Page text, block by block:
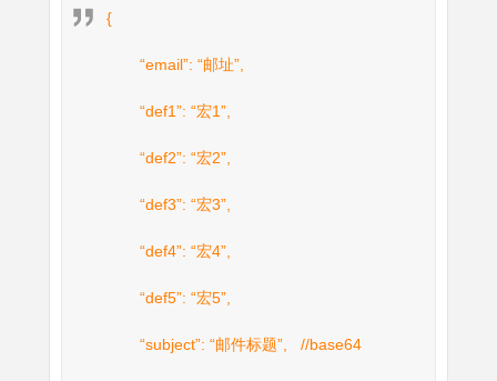
{
“email”: “邮址”,
“def1”: “宏1”,
“def2”: “宏2”,
“def3”: “宏3”,
“def4”: “宏4”,
“def5”: “宏5”,
“subject”: “邮件标题”, //base64